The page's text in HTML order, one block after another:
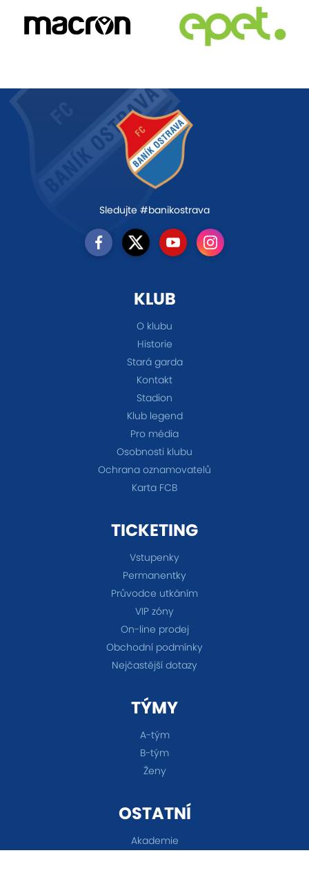
Sledujte #banikostrava
KLUB
O klubu
Historie
Stará garda
Kontakt
Stadion
Klub legend
Pro média
Osobnosti klubu
Ochrana oznamovatelů
Karta FCB
TICKETING
Vstupenky
Permanentky
Průvodce utkáním
VIP zóny
On-line prodej
Obchodní podmínky
Nejčastější dotazy
TÝMY
A-tým
B-tým
Ženy
OSTATNÍ
Akademie